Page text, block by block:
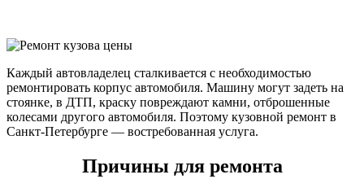
Каждый автовладелец сталкивается с необходимостью
ремонтировать корпус автомобиля. Машину могут задеть на
стоянке, в ДТП, краску повреждают камни, отброшенные
колесами другого автомобиля. Поэтому кузовной ремонт в
Санкт-Петербурге — востребованная услуга.
Причины для ремонта